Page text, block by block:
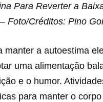
Para Reverter a
Foto/Créditos: Pino
manter a autoestima
uma alimentação
e o humor.
para manter o